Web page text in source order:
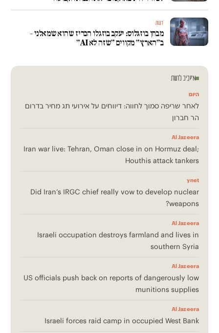
דעות
מבחן בוזגלוס: יעקב בוזגלו הכריז שהוא שמאלני –
ב״הארץ״ מקווים ״שזה לא AI״
מסביב לרשת
היום
לאחר שריפה סמוך לחווה: דיווחים על אירועי תג מחיר בדרום
הר חברון
Al Jazeera
Iran war live: Tehran, Oman close in on Hormuz deal;
Houthis attack tankers
ynet
Did Iran’s IRGC chief really vow to develop nuclear
weapons?
Al Jazeera
Israeli occupation destroys farmland and lives in
southern Syria
Al Jazeera
US officials push back on reports of dangerously low
munitions supplies
Al Jazeera
Israeli forces raid camp in occupied West Bank